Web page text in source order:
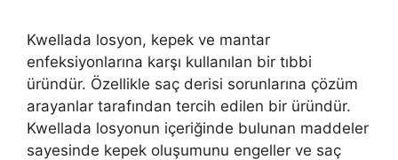
Kwellada losyon, kepek ve mantar
enfeksiyonlarına karşı kullanılan bir tıbbi
üründür. Özellikle saç derisi sorunlarına çözüm
arayanlar tarafından tercih edilen bir üründür.
Kwellada losyonun içeriğinde bulunan maddeler
sayesinde kepek oluşumunu engeller ve saç